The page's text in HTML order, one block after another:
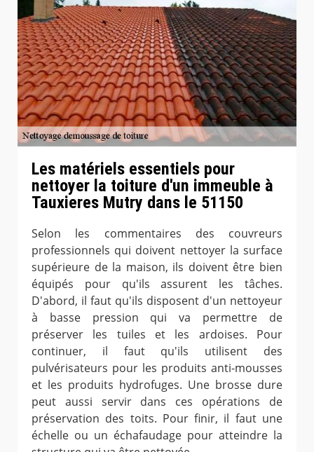
Les matériels essentiels pour
nettoyer la toiture d'un immeuble à
Tauxieres Mutry dans le 51150
Selon les commentaires des couvreurs
professionnels qui doivent nettoyer la surface
supérieure de la maison, ils doivent être bien
équipés pour qu'ils assurent les tâches.
D'abord, il faut qu'ils disposent d'un nettoyeur
à basse pression qui va permettre de
préserver les tuiles et les ardoises. Pour
continuer, il faut qu'ils utilisent des
pulvérisateurs pour les produits anti-mousses
et les produits hydrofuges. Une brosse dure
peut aussi servir dans ces opérations de
préservation des toits. Pour finir, il faut une
échelle ou un échafaudage pour atteindre la